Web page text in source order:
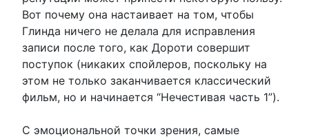
Вот почему она настаивает на том, чтобы
Глинда ничего не делала для исправления
записи после того, как Дороти совершит
поступок (никаких спойлеров, поскольку на
этом не только заканчивается классический
фильм, но и начинается “Нечестивая часть 1”).
С эмоциональной точки зрения, самые